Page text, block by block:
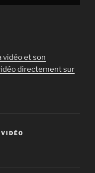
vidéo et son
directement sur